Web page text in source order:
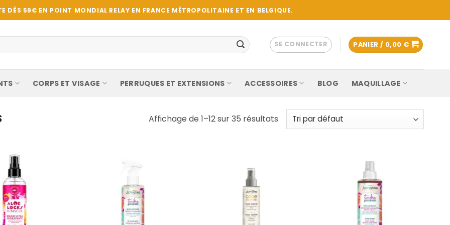
DÈS 59€ EN POINT MONDIAL RELAY EN FRANCE MÉTROPOLITAINE ET EN BELGIQUE.
SE CONNECTER PANIER / 0,00 €
CORPS ET VISAGE PERRUQUES ET EXTENSIONS ACCESSOIRES BLOG MAQUILLAGE
Affichage de 1–12 sur 35 résultats